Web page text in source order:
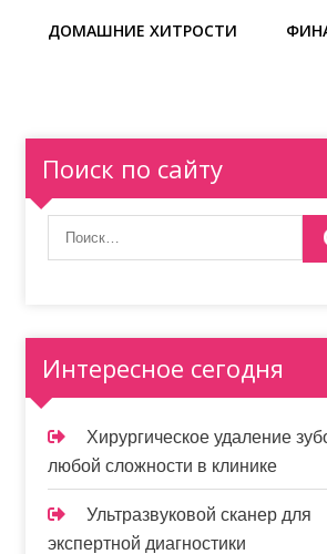
ДОМАШНИЕ ХИТРОСТИ
Поиск по сайту
Интересное сегодня
Хирургическое удаление
любой сложности в клинике
Ультразвуковой сканер для
экспертной диагностики